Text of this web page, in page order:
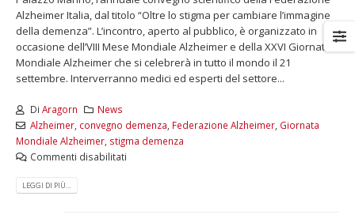
Alzheimer Italia, dal titolo “Oltre lo stigma per cambiare l’immagine
della demenza”. L’incontro, aperto al pubblico, è organizzato in
occasione dell’VIII Mese Mondiale Alzheimer e della XXVI Giornata
Mondiale Alzheimer che si celebrerà in tutto il mondo il 21
settembre. Interverranno medici ed esperti del settore...
Di Aragorn
News
Alzheimer, convegno demenza Federazione Alzheimer, Giornata
Mondiale Alzheimer stigma demenza
Commenti disabilitati
LEGGI DI PIÙ...